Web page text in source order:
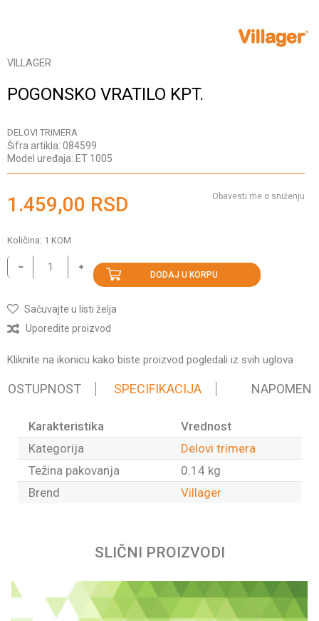
VILLAGER
POGONSKO VRATILO KPT.
DELOVI TRIMERA
Šifra artikla: 084599
Model uređaja: ET 1005
1.459,00 RSD Obavesti me o sniženju
Količina: 1 KOM
DODAJ U KORPU
Sačuvajte u listi želja
Uporedite proizvod
Kliknite na ikonicu kako biste proizvod pogledali iz svih uglova
SPECIFIKACIJA NAPOMENA
Karakteristika
Vrednost
Kategorija
Delovi trimera
Težina pakovanja
0.14 kg
Brend
Villager
SLIČNI PROIZVODI